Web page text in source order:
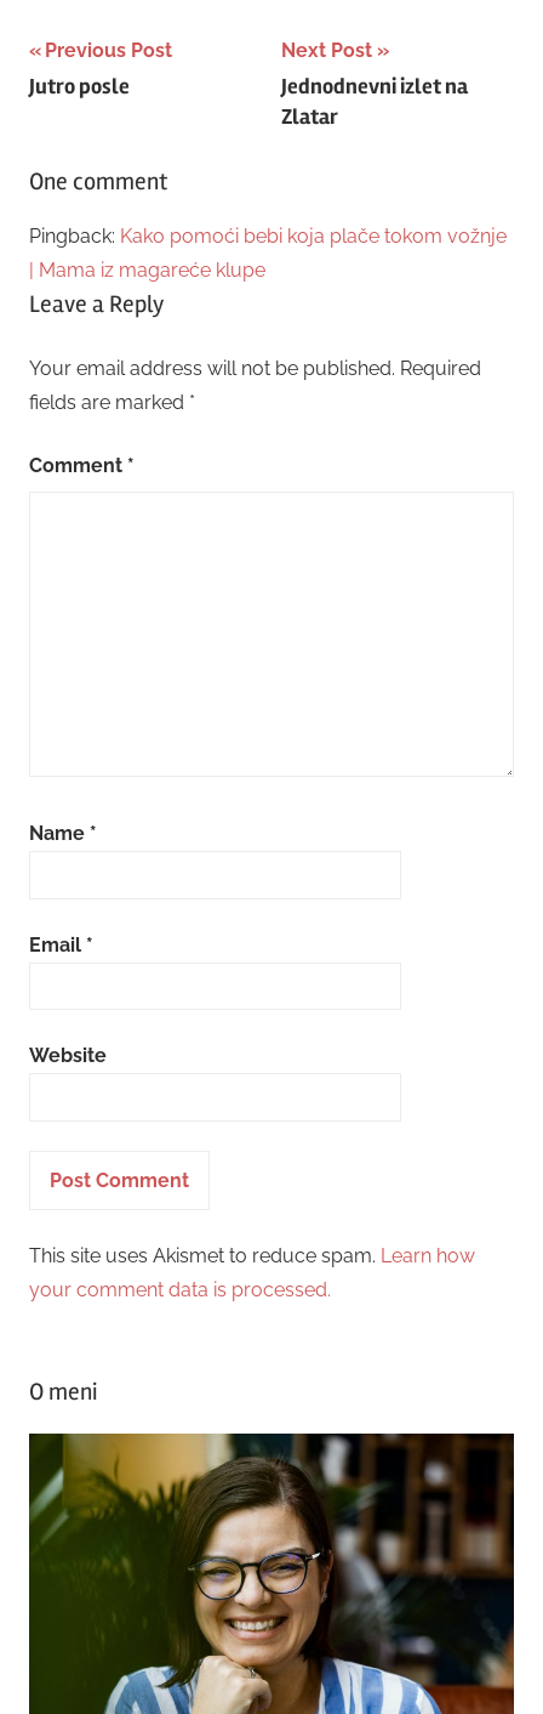
Post
navigation
Previous Post
Jutro posle
Next Post
Jednodnevni izlet na
Zlatar
One comment
Pingback: Kako pomoći bebi koja plače tokom vožnje
| Mama iz magareće klupe
Leave a Reply
Your email address will not be published. Required
fields are marked *
Comment *
Name *
Email *
Website
This site uses Akismet to reduce spam. Learn how
your comment data is processed.
O meni